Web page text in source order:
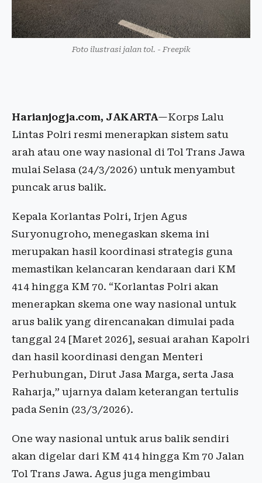
Foto ilustrasi jalan tol. - Freepik
Harianjogja.com, JAKARTA—Korps Lalu
Lintas Polri resmi menerapkan sistem satu
arah atau one way nasional di Tol Trans Jawa
mulai Selasa (24/3/2026) untuk menyambut
puncak arus balik.
Kepala Korlantas Polri, Irjen Agus
Suryonugroho, menegaskan skema ini
merupakan hasil koordinasi strategis guna
memastikan kelancaran kendaraan dari KM
414 hingga KM 70. “Korlantas Polri akan
menerapkan skema one way nasional untuk
arus balik yang direncanakan dimulai pada
tanggal 24 [Maret 2026], sesuai arahan Kapolri
dan hasil koordinasi dengan Menteri
Perhubungan, Dirut Jasa Marga, serta Jasa
Raharja,” ujarnya dalam keterangan tertulis
pada Senin (23/3/2026).
One way nasional untuk arus balik sendiri
akan digelar dari KM 414 hingga Km 70 Jalan
Tol Trans Jawa. Agus juga mengimbau